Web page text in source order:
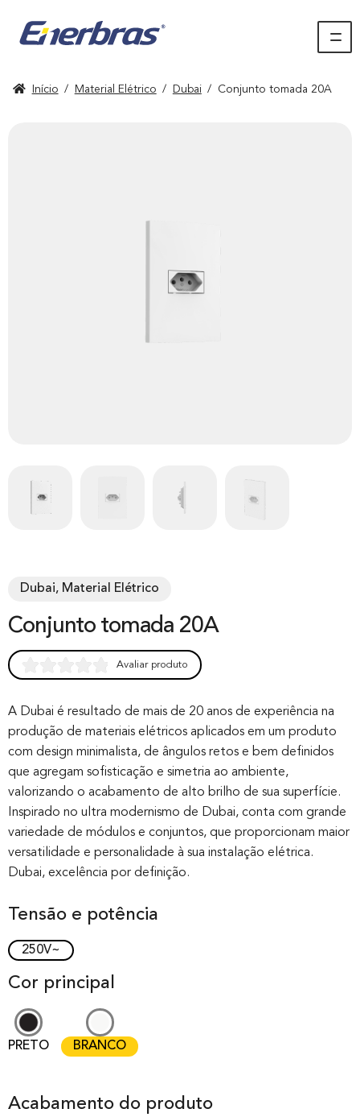
Início / Material Elétrico / Dubai / Conjunto tomada 20A
Dubai, Material Elétrico
Conjunto tomada 20A
out of 0
based on
customer
rating
Avaliar produto
A Dubai é resultado de mais de 20 anos de experiência na
produção de materiais elétricos aplicados em um produto
com design minimalista, de ângulos retos e bem definidos
que agregam sofisticação e simetria ao ambiente,
valorizando o acabamento de alto brilho de sua superfície.
Inspirado no ultra modernismo de Dubai, conta com grande
variedade de módulos e conjuntos, que proporcionam maior
versatilidade e personalidade à sua instalação elétrica.
Dubai, excelência por definição.
Tensão e potência
250V~
Cor principal
PRETO BRANCO
Acabamento do produto